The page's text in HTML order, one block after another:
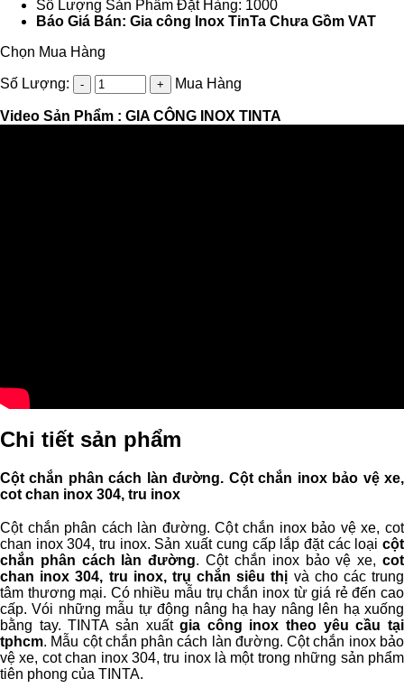
Số Lượng Sản Phẩm Đặt Hàng: 1000
Báo Giá Bán: Gia công Inox TinTa Chưa Gồm VAT
Chọn Mua Hàng
Số Lượng: Mua Hàng
Video Sản Phẩm : GIA CÔNG INOX TINTA
Chi tiết sản phẩm
Cột chắn phân cách làn đường. Cột chắn inox bảo vệ xe,
cot chan inox 304, tru inox
Cột chắn phân cách làn đường. Cột chắn inox bảo vệ xe, cot
chan inox 304, tru inox. Sản xuất cung cấp lắp đặt các loại cột
chắn phân cách làn đường. Cột chắn inox bảo vệ xe,cot
chan inox 304, tru inox, trụ chắn siêu thị và cho các trung
tâm thương mại. Có nhiều mẫu trụ chắn inox từ giá rẻ đến cao
cấp. Vói những mẫu tự động nâng hạ hay nâng lên hạ xuống
bằng tay. TINTA sản xuấtgia công inox theo yêu cầu tại
tphcm. Mẫu cột chắn phân cách làn đường. Cột chắn inox bảo
vệ xe, cot chan inox 304, tru inox là một trong những sản phẩm
tiên phong của TINTA.